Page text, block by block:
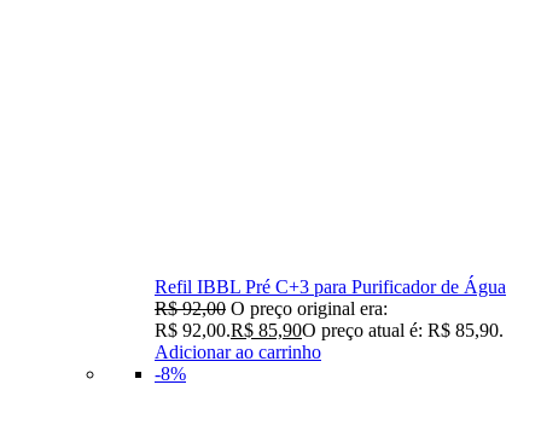
Refil IBBL Pré C+3 para Purificador de Água
R$92,00 O preço original era:
R$ 92,00.R$ 85,90O preço atual é: R$ 85,90.
Adicionar ao carrinho
-8%